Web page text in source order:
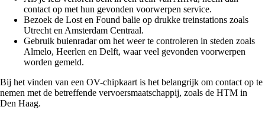
contact op met hun gevonden voorwerpen service.
Bezoek de Lost en Found balie op drukke treinstations zoals
Utrecht en Amsterdam Centraal.
Gebruik buienradar om het weer te controleren in steden zoals
Almelo, Heerlen en Delft, waar veel gevonden voorwerpen
worden gemeld.
Bij het vinden van een OV-chipkaart is het belangrijk om contact op te
nemen met de betreffende vervoersmaatschappij, zoals de HTM in
Den Haag.